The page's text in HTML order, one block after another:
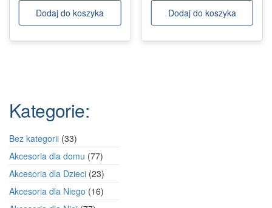
Dodaj do koszyka Dodaj do koszyka
Kategorie:
Bez kategorii 3333
Akcesoria dla domu 7777
Akcesoria dla Dzieci 2323
Akcesoria dla Niego 1616